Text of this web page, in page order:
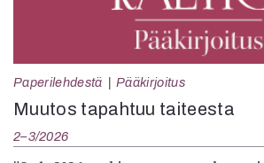
Paperilehdestä Pääkirjoitus
Muutos tapahtuu taiteesta
2–3/2026